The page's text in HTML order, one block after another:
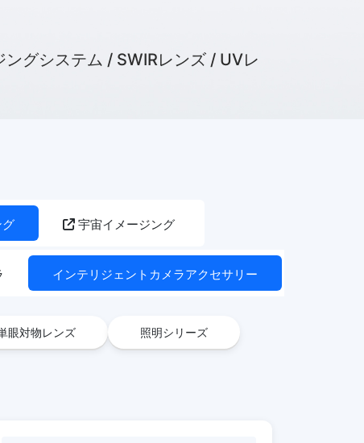
グシステム / SWIRレンズ / UVレ
宇宙イメージング
インテリジェントカメラアクセサリー
眼対物レンズ 照明シリーズ